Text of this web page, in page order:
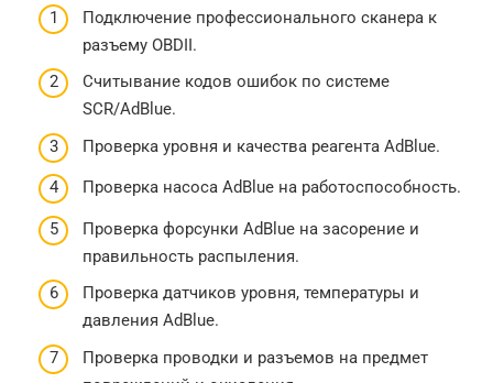
Подключение профессионального сканера к
разъему OBDII.
Считывание кодов ошибок по системе
SCR/AdBlue.
Проверка уровня и качества реагента AdBlue.
Проверка насоса AdBlue на работоспособность.
Проверка форсунки AdBlue на засорение и
правильность распыления.
Проверка датчиков уровня, температуры и
давления AdBlue.
Проверка проводки и разъемов на предмет